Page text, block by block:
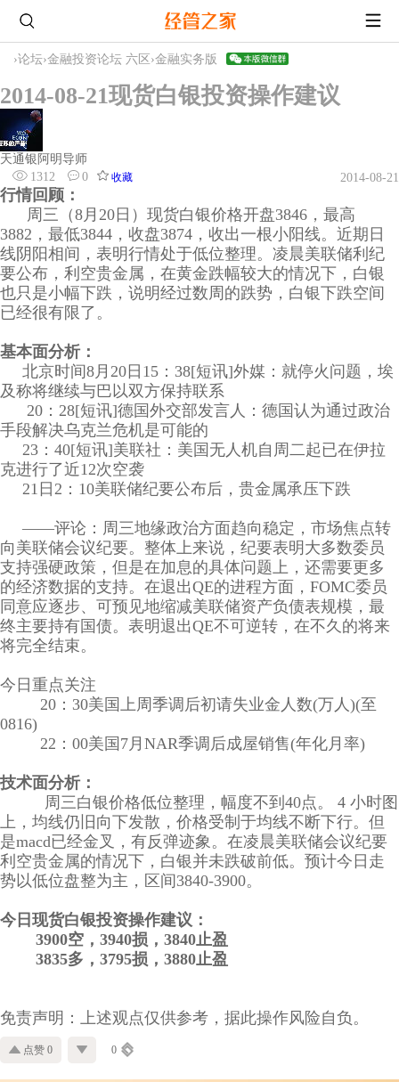
›论坛›金融投资论坛 六区 ›金融实务版
2014-08-21现货白银投资操作建议
天通银阿明导师
1312
0 收藏 2014-08-21
行情回顾：
周三（8月20日）现货白银价格开盘3846，最高
3882，最低3844，收盘3874，收出一根小阳线。近期日
线阴阳相间，表明行情处于低位整理。凌晨美联储利纪
要公布，利空贵金属，在黄金跌幅较大的情况下，白银
也只是小幅下跌，说明经过数周的跌势，白银下跌空间
已经很有限了。
基本面分析：
北京时间8月20日15：38[短讯]外媒：就停火问题，埃
及称将继续与巴以双方保持联系
20：28[短讯]德国外交部发言人：德国认为通过政治
手段解决乌克兰危机是可能的
23：40[短讯]美联社：美国无人机自周二起已在伊拉
克进行了近12次空袭
21日2：10美联储纪要公布后，贵金属承压下跌
——评论：周三地缘政治方面趋向稳定，市场焦点转
向美联储会议纪要。整体上来说，纪要表明大多数委员
支持强硬政策，但是在加息的具体问题上，还需要更多
的经济数据的支持。在退出QE的进程方面，FOMC委员
同意应逐步、可预见地缩减美联储资产负债表规模，最
终主要持有国债。表明退出QE不可逆转，在不久的将来
将完全结束。
今日重点关注
20：30美国上周季调后初请失业金人数(万人)(至
0816)
22：00美国7月NAR季调后成屋销售(年化月率)
技术面分析：
周三白银价格低位整理，幅度不到40点。 4 小时图
上，均线仍旧向下发散，价格受制于均线不断下行。但
是macd已经金叉，有反弹迹象。在凌晨美联储会议纪要
利空贵金属的情况下，白银并未跌破前低。预计今日走
势以低位盘整为主，区间3840-3900。
今日现货白银投资操作建议：
3900空，3940损，3840止盈
3835多，3795损，3880止盈
免责声明：上述观点仅供参考，据此操作风险自负。
点赞 0 0